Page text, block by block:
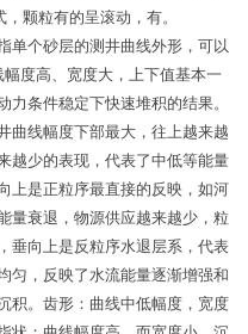
颗粒有的呈滚动，有。
单个砂层的测井曲线外形，可以
度高、宽度大，上下值基本一
条件稳定下快速堆积的结果。
曲线幅度下部最大，往上越来越
越少的表现，代表了中低等能量
上是正粒序最直接的反映，如河
量衰退，物源供应越来越少，粒
垂向上是反粒序水退层系，代表
匀，反映了水流能量逐渐增强和
积。齿形：曲线中低幅度，宽度